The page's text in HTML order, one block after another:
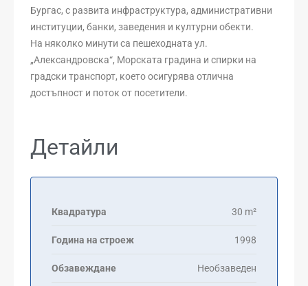
Бургас, с развита инфраструктура, административни
институции, банки, заведения и културни обекти.
На няколко минути са пешеходната ул.
„Александровска“, Морската градина и спирки на
градски транспорт, което осигурява отлична
достъпност и поток от посетители.
Детайли
Квадратура 30 m²
Година на строеж 1998
Обзавеждане Необзаведен